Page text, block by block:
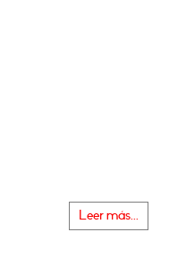
Leer más...